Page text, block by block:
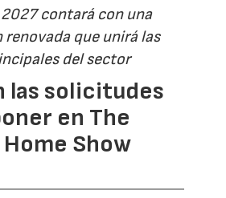
contará con una
que unirá las
del sector
las solicitudes
en The
Show